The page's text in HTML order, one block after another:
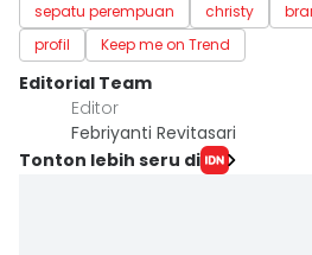
sepatu perempuan christy
profil
Keep me on Trend
Editorial Team
Editor
Febriyanti Revitasari
Tonton lebih seru di